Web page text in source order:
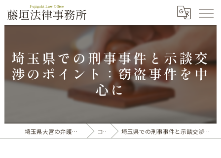
埼玉県での刑事事件と示談交
渉のポイント：窃盗事件を中
心に
埼玉県大宮の弁護士なら藤垣法律事務所 コラム 埼玉県での刑事事件と示談交渉のポイント：窃盗事件を中心に